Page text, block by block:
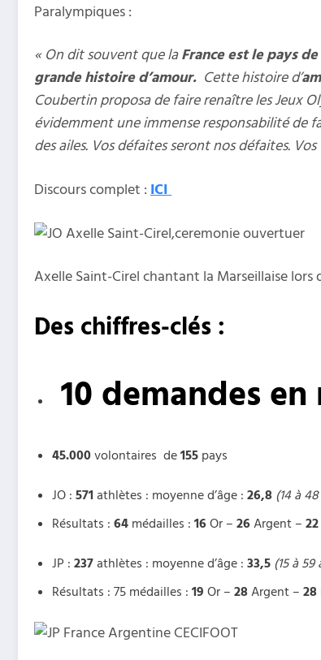
Paralympiques :
« On dit souvent que laFrance est le pays de
grande histoire d’amour. Cette histoire d’
Coubertin proposa de faire renaître les Jeux
évidemment une immense responsabilité de
des ailes. Vos défaites seront nos défaites.
Discours complet : ICI
Axelle Saint-Cirel chantant la Marseillaise
Des chiffres-clés :
10 demandes
45.000volontaires de155 pays
JO : 571athlètes : moyenne d’âge : 26,8 (14 à
Résultats : 64 médailles : 16Or – 26Argent – 22
JP : 237athlètes : moyenne d’âge : 33,5 (15 à 59
Résultats : 75 médailles : 19 Or – 28 Argent – 28